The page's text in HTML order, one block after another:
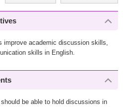
academic discussion skills,
skills in English.
be able to hold discussions in